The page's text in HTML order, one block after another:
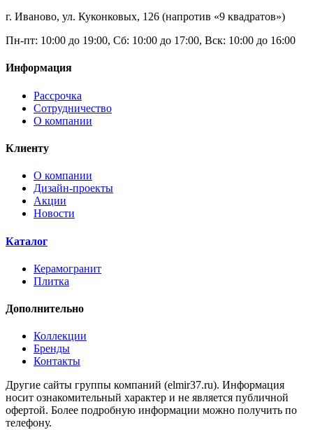
г. Иваново, ул. Куконковых, 126 (напротив «9 квадратов»)
Пн-пт: 10:00 до 19:00, Сб: 10:00 до 17:00, Вск: 10:00 до 16:00
Информация
Рассрочка
Сотрудничество
О компании
Клиенту
О компании
Дизайн-проекты
Акции
Новости
Каталог
Керамогранит
Плитка
Дополнительно
Коллекции
Бренды
Контакты
Другие сайты группы компаний (elmir37.ru). Информация
носит ознакомительный характер и не является публичной
офертой. Более подробную информации можно получить по
телефону.